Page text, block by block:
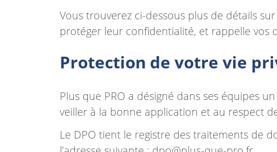
Vous trouverez ci-dessous plus de détails
protéger leur confidentialité, et rappelle vos
Protection de votre vie
Plus que PRO a désigné dans ses équipes
veiller à la bonne application et au respect
Le DPO tient le registre des traitements de